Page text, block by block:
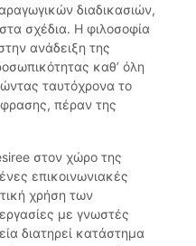
διαδικασιών,
σχέδια. Η φιλοσοφία
ανάδειξη της
καθ’ όλη
ταυτόχρονα το
πέραν της
στον χώρο της
επικοινωνιακές
χρήση των
με γνωστές
διατηρεί κατάστημα